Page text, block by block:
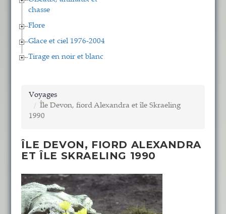
chasse
Flore
Glace et ciel 1976-2004
Tirage en noir et blanc
Voyages
Île Devon, fiord Alexandra et île Skraeling
1990
ÎLE DEVON, FIORD ALEXANDRA
ET ÎLE SKRAELING 1990